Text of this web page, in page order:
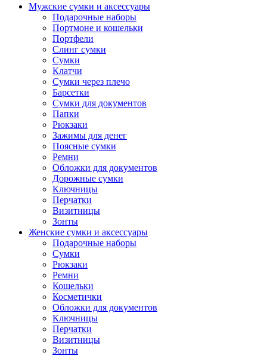
Мужские сумки и аксессуары
Подарочные наборы
Портмоне и кошельки
Портфели
Слинг сумки
Сумки
Клатчи
Сумки через плечо
Барсетки
Сумки для документов
Папки
Рюкзаки
Зажимы для денег
Поясные сумки
Ремни
Обложки для документов
Дорожные сумки
Ключницы
Перчатки
Визитницы
Зонты
Женские сумки и аксессуары
Подарочные наборы
Сумки
Рюкзаки
Ремни
Кошельки
Косметички
Обложки для документов
Ключницы
Перчатки
Визитницы
Зонты